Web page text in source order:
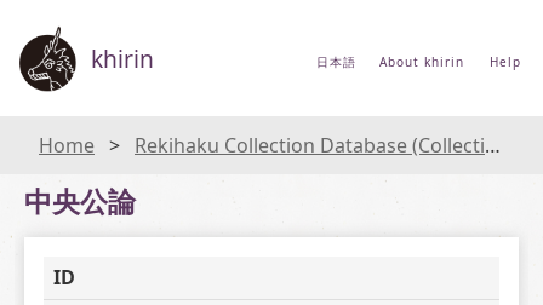
khirin 日本語 About khirin Help
Home Rekihaku Collection Database (Collections Database of the National Museum of Japanese History)
中央公論
ID